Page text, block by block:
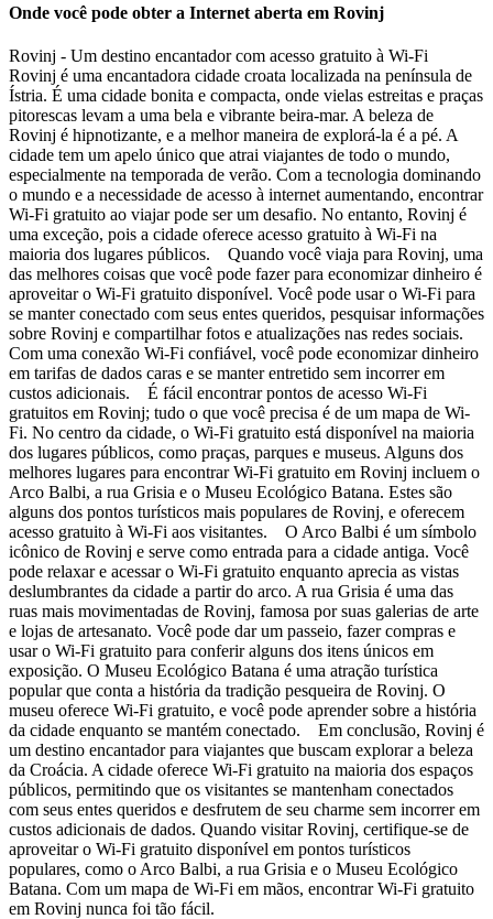
Onde você pode obter a Internet aberta em Rovinj
Rovinj - Um destino encantador com acesso gratuito à Wi-Fi
Rovinj é uma encantadora cidade croata localizada na península de
Ístria. É uma cidade bonita e compacta, onde vielas estreitas e praças
pitorescas levam a uma bela e vibrante beira-mar. A beleza de
Rovinj é hipnotizante, e a melhor maneira de explorá-la é a pé. A
cidade tem um apelo único que atrai viajantes de todo o mundo,
especialmente na temporada de verão. Com a tecnologia dominando
o mundo e a necessidade de acesso à internet aumentando, encontrar
Wi-Fi gratuito ao viajar pode ser um desafio. No entanto, Rovinj é
uma exceção, pois a cidade oferece acesso gratuito à Wi-Fi na
maioria dos lugares públicos. Quando você viaja para Rovinj, uma
das melhores coisas que você pode fazer para economizar dinheiro é
aproveitar o Wi-Fi gratuito disponível. Você pode usar o Wi-Fi para
se manter conectado com seus entes queridos, pesquisar informações
sobre Rovinj e compartilhar fotos e atualizações nas redes sociais.
Com uma conexão Wi-Fi confiável, você pode economizar dinheiro
em tarifas de dados caras e se manter entretido sem incorrer em
custos adicionais. É fácil encontrar pontos de acesso Wi-Fi
gratuitos em Rovinj; tudo o que você precisa é de um mapa de Wi-
Fi. No centro da cidade, o Wi-Fi gratuito está disponível na maioria
dos lugares públicos, como praças, parques e museus. Alguns dos
melhores lugares para encontrar Wi-Fi gratuito em Rovinj incluem o
Arco Balbi, a rua Grisia e o Museu Ecológico Batana. Estes são
alguns dos pontos turísticos mais populares de Rovinj, e oferecem
acesso gratuito à Wi-Fi aos visitantes. O Arco Balbi é um símbolo
icônico de Rovinj e serve como entrada para a cidade antiga. Você
pode relaxar e acessar o Wi-Fi gratuito enquanto aprecia as vistas
deslumbrantes da cidade a partir do arco. A rua Grisia é uma das
ruas mais movimentadas de Rovinj, famosa por suas galerias de arte
e lojas de artesanato. Você pode dar um passeio, fazer compras e
usar o Wi-Fi gratuito para conferir alguns dos itens únicos em
exposição. O Museu Ecológico Batana é uma atração turística
popular que conta a história da tradição pesqueira de Rovinj. O
museu oferece Wi-Fi gratuito, e você pode aprender sobre a história
da cidade enquanto se mantém conectado. Em conclusão, Rovinj é
um destino encantador para viajantes que buscam explorar a beleza
da Croácia. A cidade oferece Wi-Fi gratuito na maioria dos espaços
públicos, permitindo que os visitantes se mantenham conectados
com seus entes queridos e desfrutem de seu charme sem incorrer em
custos adicionais de dados. Quando visitar Rovinj, certifique-se de
aproveitar o Wi-Fi gratuito disponível em pontos turísticos
populares, como o Arco Balbi, a rua Grisia e o Museu Ecológico
Batana. Com um mapa de Wi-Fi em mãos, encontrar Wi-Fi gratuito
em Rovinj nunca foi tão fácil.